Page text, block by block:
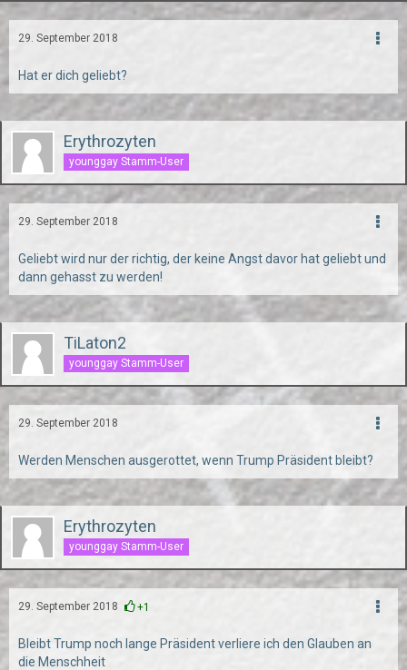
29. September 2018
Hat er dich geliebt?
Erythrozyten
younggay Stamm-User
29. September 2018
Geliebt wird nur der richtig, der keine Angst davor hat geliebt und
dann gehasst zu werden!
TiLaton2
younggay Stamm-User
29. September 2018
Werden Menschen ausgerottet, wenn Trump Präsident bleibt?
Erythrozyten
younggay Stamm-User
29. September 2018 +1
Bleibt Trump noch lange Präsident verliere ich den Glauben an
die Menschheit